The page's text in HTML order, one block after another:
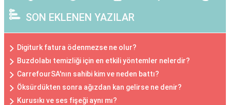
SON EKLENEN YAZILAR
Digiturk fatura ödenmezse ne olur?
Buzdolabı temizliği için en etkili yöntemler nelerdir?
CarrefourSA'nın sahibi kim ve neden battı?
Öksürdükten sonra ağızdan kan gelirse ne denir?
Kurusıkı ve ses fişeği aynı mı?